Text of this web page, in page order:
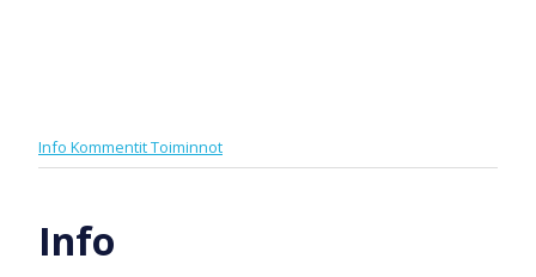
Info KommentitToiminnot
Info